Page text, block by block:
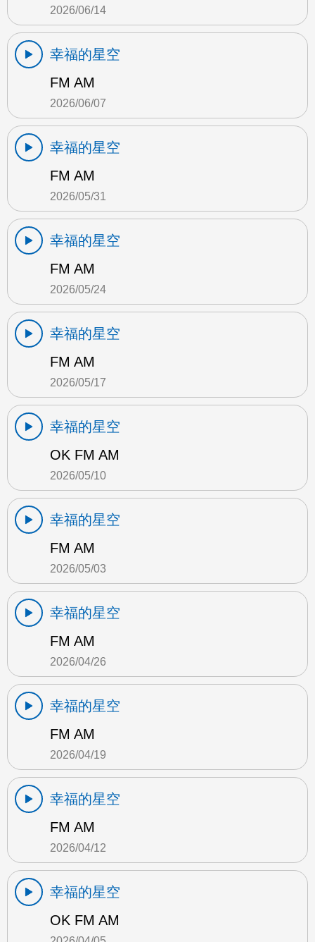
2026/06/14
幸福的星空
FM AM
2026/06/07
幸福的星空
FM AM
2026/05/31
幸福的星空
FM AM
2026/05/24
幸福的星空
FM AM
2026/05/17
幸福的星空
OK FM AM
2026/05/10
幸福的星空
FM AM
2026/05/03
幸福的星空
FM AM
2026/04/26
幸福的星空
FM AM
2026/04/19
幸福的星空
FM AM
2026/04/12
幸福的星空
OK FM AM